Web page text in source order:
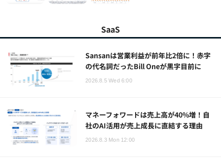
SaaS
Sansanは営業利益が前年比2倍に！赤字
の代名詞だったBill Oneが黒字目前に
2026.8.5 Wed 6:00
マネーフォワードは売上高が40%増！自
社のAI活用が売上成長に直結する理由
2026.8.3 Mon 12:00